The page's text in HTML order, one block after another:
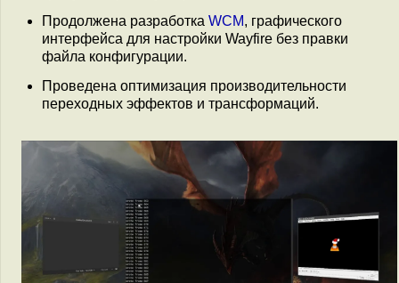
Продолжена разработка WCM, графического
интерфейса для настройки Wayfire без правки
файла конфигурации.
Проведена оптимизация производительности
переходных эффектов и трансформаций.